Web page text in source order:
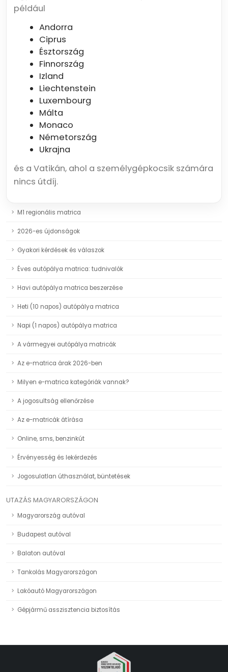
például
Andorra
Ciprus
Észtország
Finnország
Izland
Liechtenstein
Luxembourg
Málta
Monaco
Németország
Ukrajna
és a Vatikán, ahol a személygépkocsik számára
nincs útdíj.
M1 regionális matrica
2026-es újdonságok
Gyakori kérdések és válaszok
Éves autópálya matrica: tudnivalók
Havi autópálya matrica beszerzése
Heti (10 napos) autópálya matrica
Napi (1 napos) autópálya matrica
A vármegyei autópálya matricák
Az e-matrica árak 2026-ben
Milyen e-matrica kategóriák vannak?
A jogosultság ellenőrzése
Az e-matricák átírása
Online, sms, benzinkút
Érvényesség és lekérdezés
Jogosulatlan úthasználat, büntetések
UTAZÁS MAGYARORSZÁGON
Magyarország autóval
Budapest autóval
Balaton autóval
Tankolás Magyarországon
Lakóautó Magyarországon
Gépjármű asszisztencia biztosítás